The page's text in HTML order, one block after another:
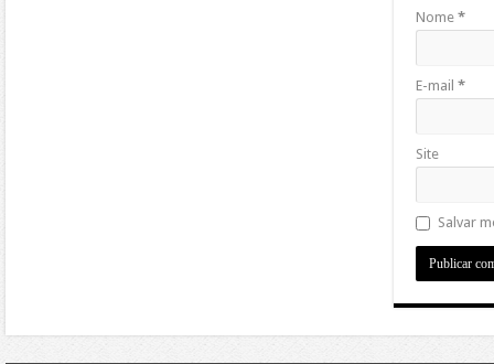
Nome *
E-mail *
Site
Salvar